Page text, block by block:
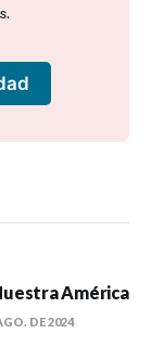
América
DE 2024